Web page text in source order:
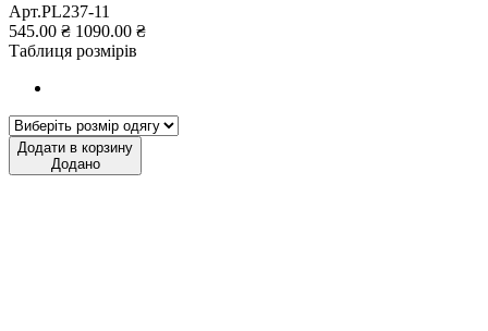
Арт.PL237-11
545.00 ₴ 1090.00 ₴
Таблиця розмірів
Додати в корзину
Додано